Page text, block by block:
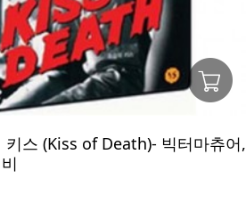
키스 (Kiss of Death)- 빅터마츄어,